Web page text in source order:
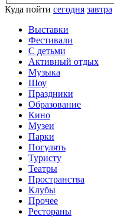
Куда пойти сегодня завтра
Выставки
Фестивали
С детьми
Активный отдых
Музыка
Шоу
Праздники
Образование
Кино
Музеи
Парки
Погулять
Туристу
Театры
Пространства
Клубы
Прочее
Рестораны